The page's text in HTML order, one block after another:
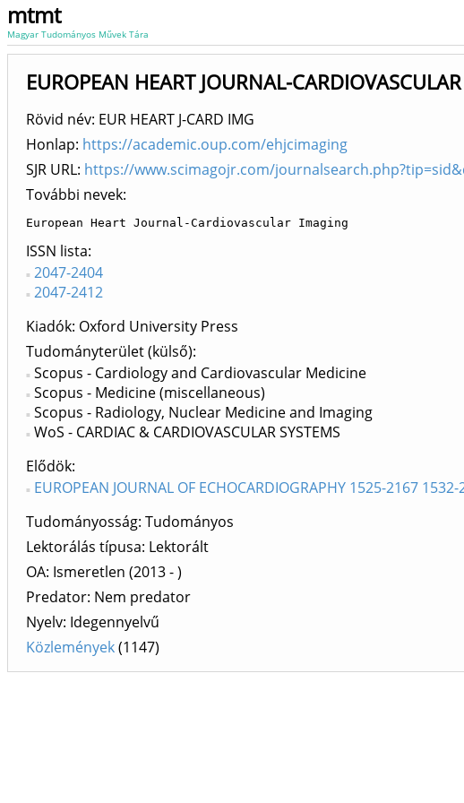
mtmt
Magyar Tudományos Művek Tára
EUROPEAN HEART JOURNAL-
Rövid név: EUR HEART J-CARD IMG
Honlap: https://academic.oup.com/ehjcimaging
SJR URL: https://www.scimagojr.com/
További nevek:
European Heart Journal-Cardiovascular Imaging
ISSN lista
2047-2404
2047-2412
Kiadók Oxford University Press
Tudományterület (külső)
Scopus - Cardiology and Cardiovascular Medicine
Scopus - Medicine (miscellaneous)
Scopus - Radiology, Nuclear Medicine and Imaging
WoS - CARDIAC & CARDIOVASCULAR SYSTEMS
Elődök
EUROPEAN JOURNAL OF ECHOCARDIOGRAPHY 1525-2167
Tudományosság: Tudományos
Lektorálás típusa: Lektorált
OA: Ismeretlen (2013 - )
Predator: Nem predator
Nyelv: Idegennyelvű
Közlemények(1147)